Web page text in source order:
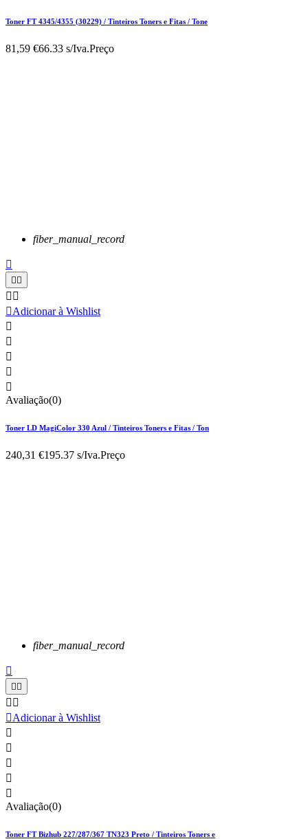
Toner FT 4345/4355 (30229) / Tinteiros Toners e Fitas / Tone
81,59 €66.33 s/Iva.Preço
fiber_manual_record


 
Adicionar à Wishlist





Avaliação(0)
Toner LD MagiColor 330 Azul / Tinteiros Toners e Fitas / Ton
240,31 €195.37 s/Iva.Preço
fiber_manual_record


 
Adicionar à Wishlist





Avaliação(0)
Toner FT Bizhub 227/287/367 TN323 Preto / Tinteiros Toners e